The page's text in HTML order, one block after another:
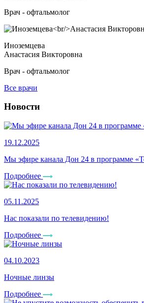
Врач - офтальмолог
Иноземцева
Анастасия Викторовна
Врач - офтальмолог
Все врачи
Новости
19.12.2025
Мы эфире канала Дон 24 в программе
Подробнее
05.11.2025
Нас показали по телевидению!
Подробнее
04.10.2023
Ночные линзы
Подробнее